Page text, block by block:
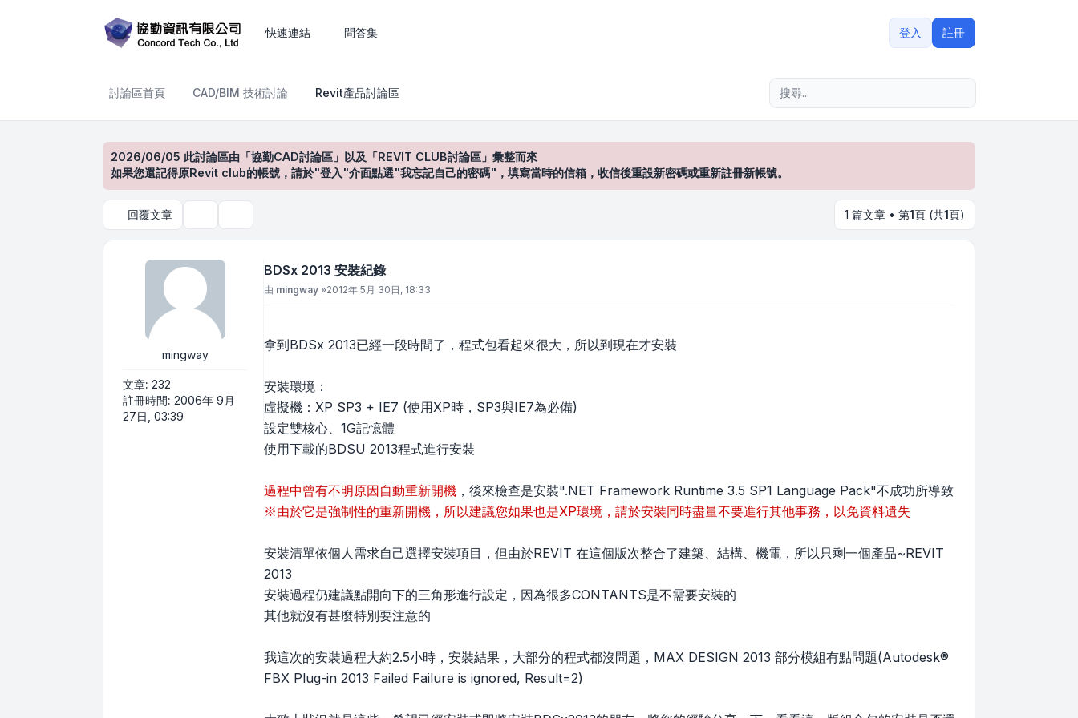
快速連結 問答集 登入 註冊
討論區首頁 CAD/BIM 技術討論 Revit產品討論區
2026/06/05 此討論區由「協勤CAD討論區」以及「REVIT CLUB討論區」彙整而來
如果您還記得原Revit club的帳號，請於"登入"介面點選"我忘記自己的密碼"，填寫當時的信箱，收信後重設新密碼或重新註冊新帳號。
回覆文章 1 篇文章 • 第1頁 (共1頁)
mingway
文章: 232
註冊時間: 2006年 9月
27日, 03:39
BDSx 2013 安裝紀錄
文章
由 mingway »2012年 5月 30日, 18:33
拿到BDSx 2013已經一段時間了，程式包看起來很大，所以到現在才安裝
安裝環境：
虛擬機：XP SP3 + IE7 (使用XP時，SP3與IE7為必備)
設定雙核心、1G記憶體
使用下載的BDSU 2013程式進行安裝
過程中曾有不明原因自動重新開機 ，後來檢查是安裝".NET Framework Runtime 3.5 SP1 Language Pack"不成功所導致
※由於它是強制性的重新開機，所以建議您如果也是XP環境，請於安裝同時盡量不要進行其他事務，以免資料遺失
安裝清單依個人需求自己選擇安裝項目，但由於REVIT 在這個版次整合了建築、結構、機電，所以只剩一個產品~REVIT
2013
安裝過程仍建議點開向下的三角形進行設定，因為很多CONTANTS是不需要安裝的
其他就沒有甚麼特別要注意的
我這次的安裝過程大約2.5小時，安裝結果，大部分的程式都沒問題，MAX DESIGN 2013 部分模組有點問題(Autodesk®
FBX Plug-in 2013 Failed Failure is ignored, Result=2)